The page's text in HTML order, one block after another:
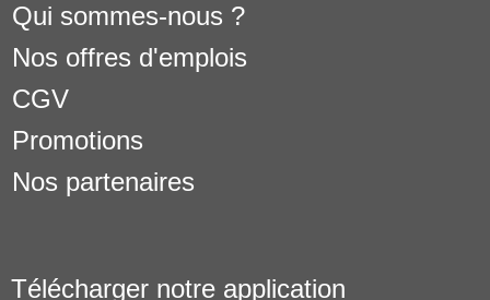
Qui sommes-nous ?
Nos offres d'emplois
CGV
Promotions
Nos partenaires
Télécharger notre application